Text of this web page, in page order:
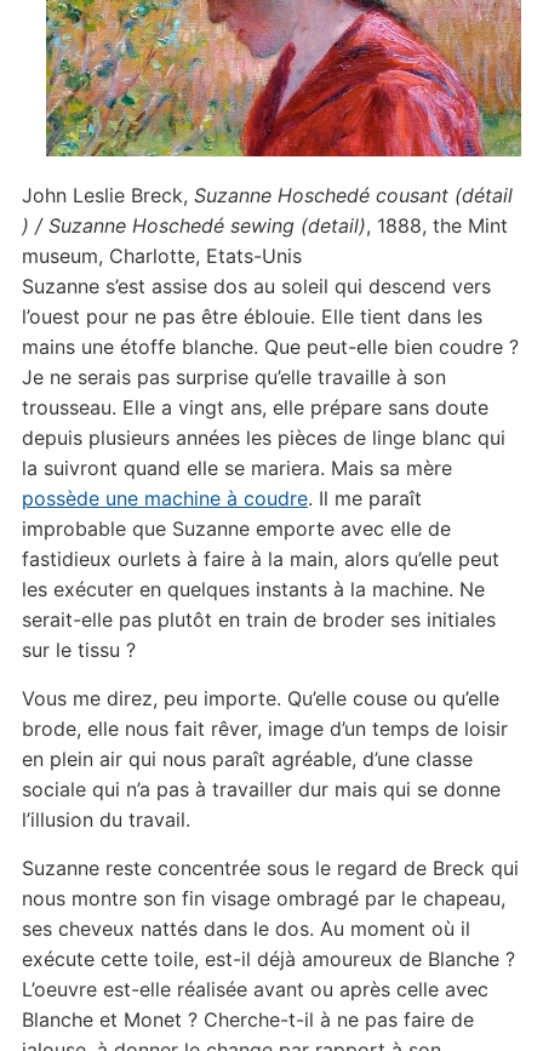
John Leslie Breck, Suzanne Hoschedé cousant (détail
) / Suzanne Hoschedé sewing (detail), 1888, the Mint
museum, Charlotte, Etats-Unis
Suzanne s’est assise dos au soleil qui descend vers
l’ouest pour ne pas être éblouie. Elle tient dans les
mains une étoffe blanche. Que peut-elle bien coudre ?
Je ne serais pas surprise qu’elle travaille à son
trousseau. Elle a vingt ans, elle prépare sans doute
depuis plusieurs années les pièces de linge blanc qui
la suivront quand elle se mariera. Mais sa mère
possède une machine à coudre. Il me paraît
improbable que Suzanne emporte avec elle de
fastidieux ourlets à faire à la main, alors qu’elle peut
les exécuter en quelques instants à la machine. Ne
serait-elle pas plutôt en train de broder ses initiales
sur le tissu ?
Vous me direz, peu importe. Qu’elle couse ou qu’elle
brode, elle nous fait rêver, image d’un temps de loisir
en plein air qui nous paraît agréable, d’une classe
sociale qui n’a pas à travailler dur mais qui se donne
l’illusion du travail.
Suzanne reste concentrée sous le regard de Breck qui
nous montre son fin visage ombragé par le chapeau,
ses cheveux nattés dans le dos. Au moment où il
exécute cette toile, est-il déjà amoureux de Blanche ?
L’oeuvre est-elle réalisée avant ou après celle avec
Blanche et Monet ? Cherche-t-il à ne pas faire de